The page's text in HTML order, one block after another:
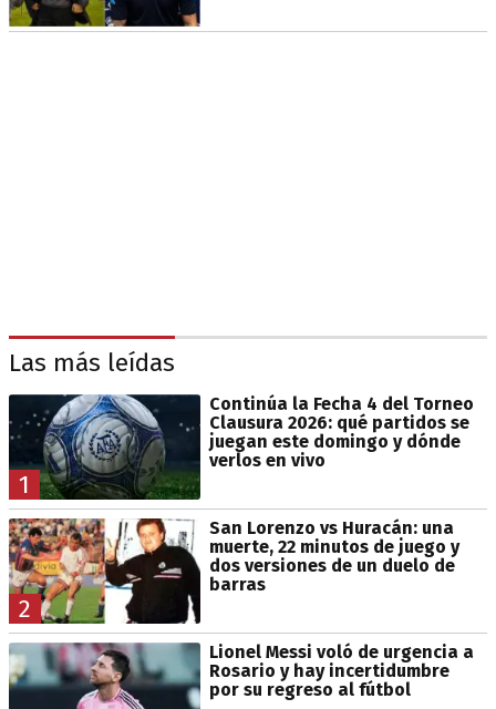
Las más leídas
1
Continúa la Fecha 4 del Torneo
Clausura 2026: qué partidos se
juegan este domingo y dónde
verlos en vivo
2
San Lorenzo vs Huracán: una
muerte, 22 minutos de juego y
dos versiones de un duelo de
barras
Lionel Messi voló de urgencia a
Rosario y hay incertidumbre
por su regreso al fútbol